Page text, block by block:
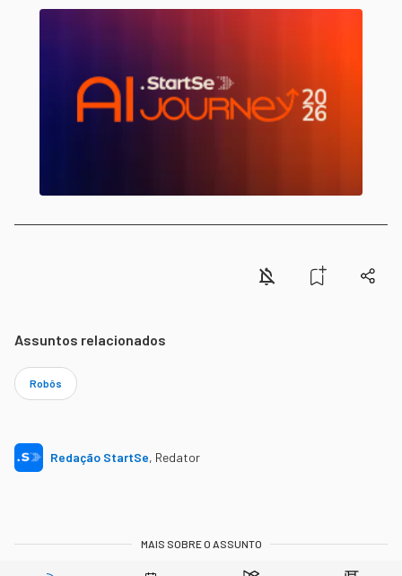
Assuntos relacionados
Robôs
Redação StartSe, Redator
MAIS SOBRE O ASSUNTO